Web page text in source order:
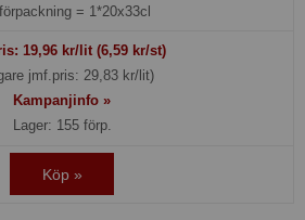
= 1*20x33cl
19,96kr/lit (6,59 kr/st)
jmf.pris: 29,83 kr/lit)
Kampanjinfo »
Lager: 155 förp.
Köp »